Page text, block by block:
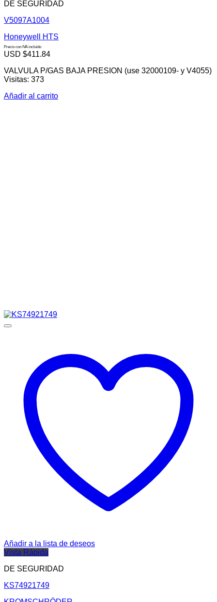
DE SEGURIDAD
V5097A1004
Honeywell HTS
Precio con IVA incluido
USD $411.84
VALVULA P/GAS BAJA PRESION (use 32000109- y V4055)
Visitas: 373
Añadir al carrito
Añadir a la lista de deseos
Vista Rápida
DE SEGURIDAD
KS74921749